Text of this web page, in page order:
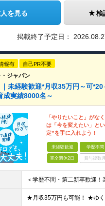
を見る 検
掲載終了予定日：
報有 自己PR不要
ジャパン
未経験歓迎*月収35万円～可
成実績8000名～
「やりたいこと」がな
は「今を変えたい」と
定”を手に入れよう！
未経験歓迎 学歴不問
完全週休2日 賞与複数月